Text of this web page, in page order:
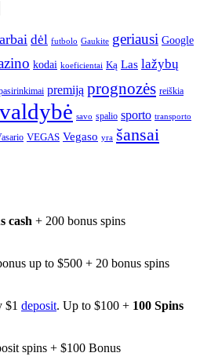
dėl futbolo Gaukite geriausi Google
kodai koeficientai Ką Las lažybų
premiją prognozės reiškia
savo spalio sporto transporto
VEGAS Vegaso yra šansai
cash + 200 bonus spins
up to $500 + 20 bonus spins
$1 deposit. Up to $100 + 100 Spins
spins + $100 Bonus